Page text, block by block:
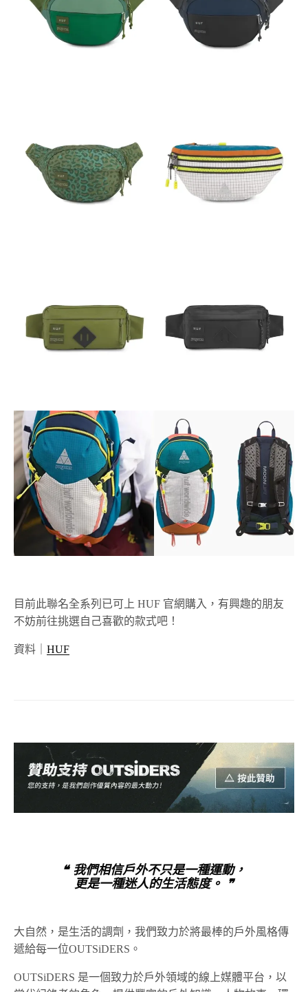
目前此聯名全系列已可上 HUF 官網購入，有興趣的朋友
不妨前往挑選自己喜歡的款式吧！
資料｜ HUF
❝ 我們相信戶外不只是一種運動，
更是一種迷人的生活態度。 ❞
大自然，是生活的調劑，我們致力於將最棒的戶外風格傳
遞給每一位OUTSiDERS。
OUTSiDERS 是一個致力於戶外領域的線上媒體平台，以